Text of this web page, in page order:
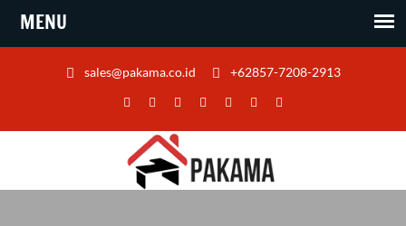
sales@pakama.co.id +62857-7208-2913